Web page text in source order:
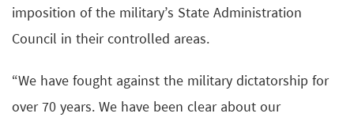
imposition of the military’s State Administration
Council in their controlled areas.
“We have fought against the military dictatorship for
over 70 years. We have been clear about our